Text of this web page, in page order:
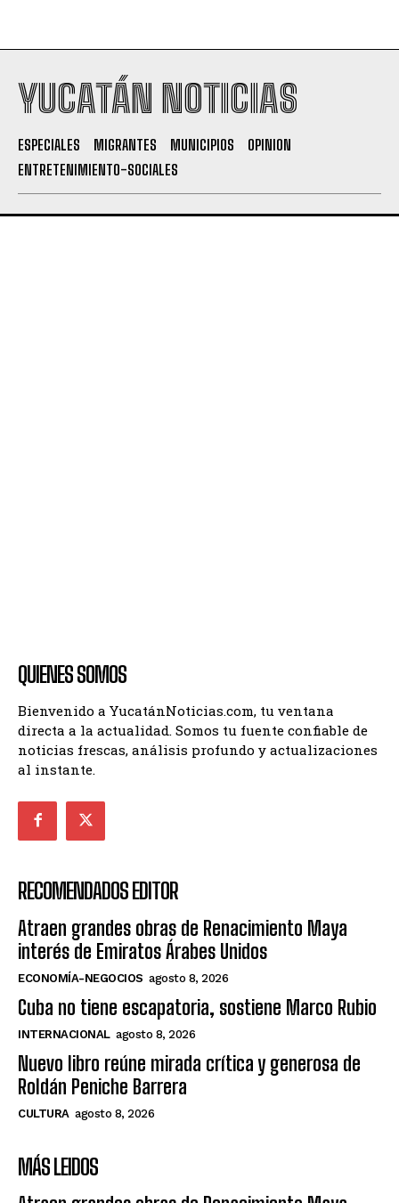
YUCATÁN NOTICIAS
ESPECIALES MIGRANTES MUNICIPIOS
OPINION
ENTRETENIMIENTO-SOCIALES
QUIENES SOMOS
Bienvenido a YucatánNoticias.com, tu ventana
directa a la actualidad. Somos tu fuente confiable de
noticias frescas, análisis profundo y actualizaciones
al instante.
RECOMENDADOS EDITOR
Atraen grandes obras de Renacimiento Maya
interés de Emiratos Árabes Unidos
ECONOMÍA-NEGOCIOS agosto 8, 2026
Cuba no tiene escapatoria, sostiene Marco Rubio
INTERNACIONAL agosto 8, 2026
Nuevo libro reúne mirada crítica y generosa de
Roldán Peniche Barrera
CULTURA agosto 8, 2026
MÁS LEIDOS